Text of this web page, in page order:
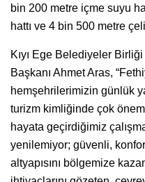
bin 200 metre içme suyu
hattı ve 4 bin 500 metre
Kıyı Ege Belediyeler
Başkanı Ahmet Aras,
hemşehrilerimizin günlük
turizm kimliğinde çok
hayata geçirdiğimiz
yenilemiyor; güvenli,
altyapısını bölgemize